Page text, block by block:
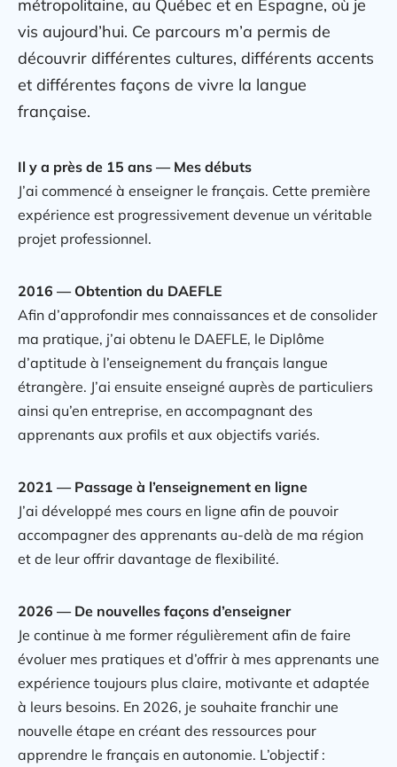
métropolitaine, au Québec et en Espagne, où je
vis aujourd’hui. Ce parcours m’a permis de
découvrir différentes cultures, différents accents
et différentes façons de vivre la langue
française.
Il y a près de 15 ans — Mes débuts
J’ai commencé à enseigner le français. Cette première
expérience est progressivement devenue un véritable
projet professionnel.
2016 — Obtention du DAEFLE
Afin d’approfondir mes connaissances et de consolider
ma pratique, j’ai obtenu le DAEFLE, le Diplôme
d’aptitude à l’enseignement du français langue
étrangère. J’ai ensuite enseigné auprès de particuliers
ainsi qu’en entreprise, en accompagnant des
apprenants aux profils et aux objectifs variés.
2021 — Passage à l’enseignement en ligne
J’ai développé mes cours en ligne afin de pouvoir
accompagner des apprenants au-delà de ma région
et de leur offrir davantage de flexibilité.
2026 — De nouvelles façons d’enseigner
Je continue à me former régulièrement afin de faire
évoluer mes pratiques et d’offrir à mes apprenants une
expérience toujours plus claire, motivante et adaptée
à leurs besoins. En 2026, je souhaite franchir une
nouvelle étape en créant des ressources pour
apprendre le français en autonomie. L’objectif :